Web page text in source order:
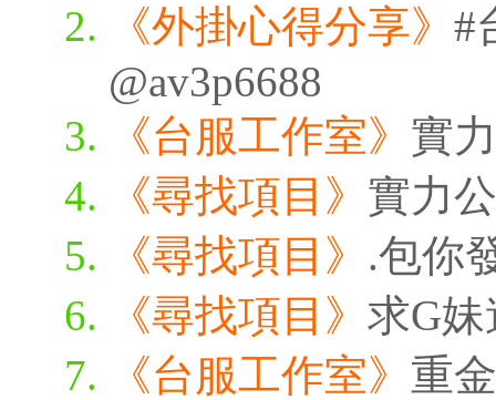
《外掛心得分享》 #
@av3p6688
《台服工作室》 實
《尋找項目》 實力
《尋找項目》 .包你
《尋找項目》 求G
《台服工作室》 重